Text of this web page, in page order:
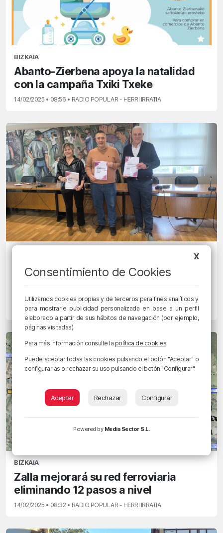
BIZKAIA
Abanto-Zierbena apoya la natalidad
con la campaña Txiki Txeke
14/02/2025 • 08:56 • RADIO POPULAR - HERRI IRRATIA
Abanto-Zierbena da luz verde a un
presupuesto de 24,6 millones para
14/02/2025 • 08:46 • RADIO POPULAR - HERRI IRRATIA
BIZKAIA
Zalla mejorará su red ferroviaria
eliminando 12 pasos a nivel
14/02/2025 • 08:32 • RADIO POPULAR - HERRI IRRATIA
X
Consentimiento de Cookies
Utilizamos cookies propias y de terceros para fines analíticos y
para mostrarle publicidad personalizada en base a un perfil
elaborado a partir de sus hábitos de navegación (por ejemplo,
páginas visitadas).
Para más información consulte la política de cookies.
Puede aceptar todas las cookies pulsando el botón "Aceptar" o
configurarlas o rechazar su uso pulsando el botón "Configurar".
Aceptar Rechazar Configurar
Powered by Media Sector S.L.